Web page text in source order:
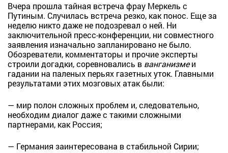
Вчера прошла тайная встреча фрау Меркель с
Путиным. Случилась встреча резко, как понос. Еще за
неделю никто даже не подозревал о ней. Ни
заключительной пресс-конференции, ни совместного
заявления изначально запланировано не было.
Обозреватели, комментаторы и прочие эксперты
строили догадки, соревновались в ванганизмеи
гадании на паленых перьях газетных уток. Главными
результатами этих мозговых атак были:
— мир полон сложных проблем и, следовательно,
необходим диалог даже с такими сложными
партнерами, как Россия;
— Германия заинтересована в стабильной Сирии;